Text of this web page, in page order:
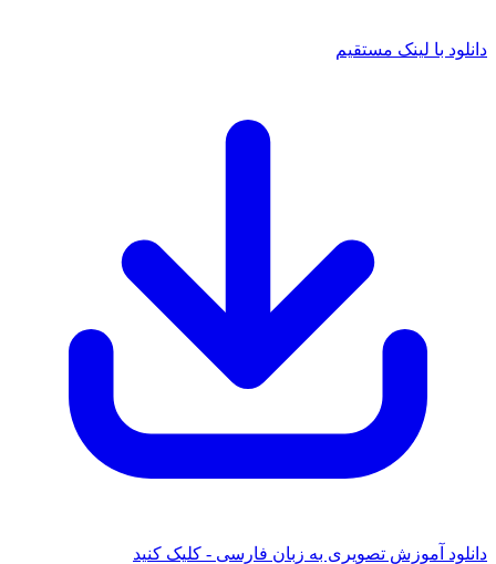
با لینک مستقیم
آموزش تصویری به زبان فارسی - کلیک کنید